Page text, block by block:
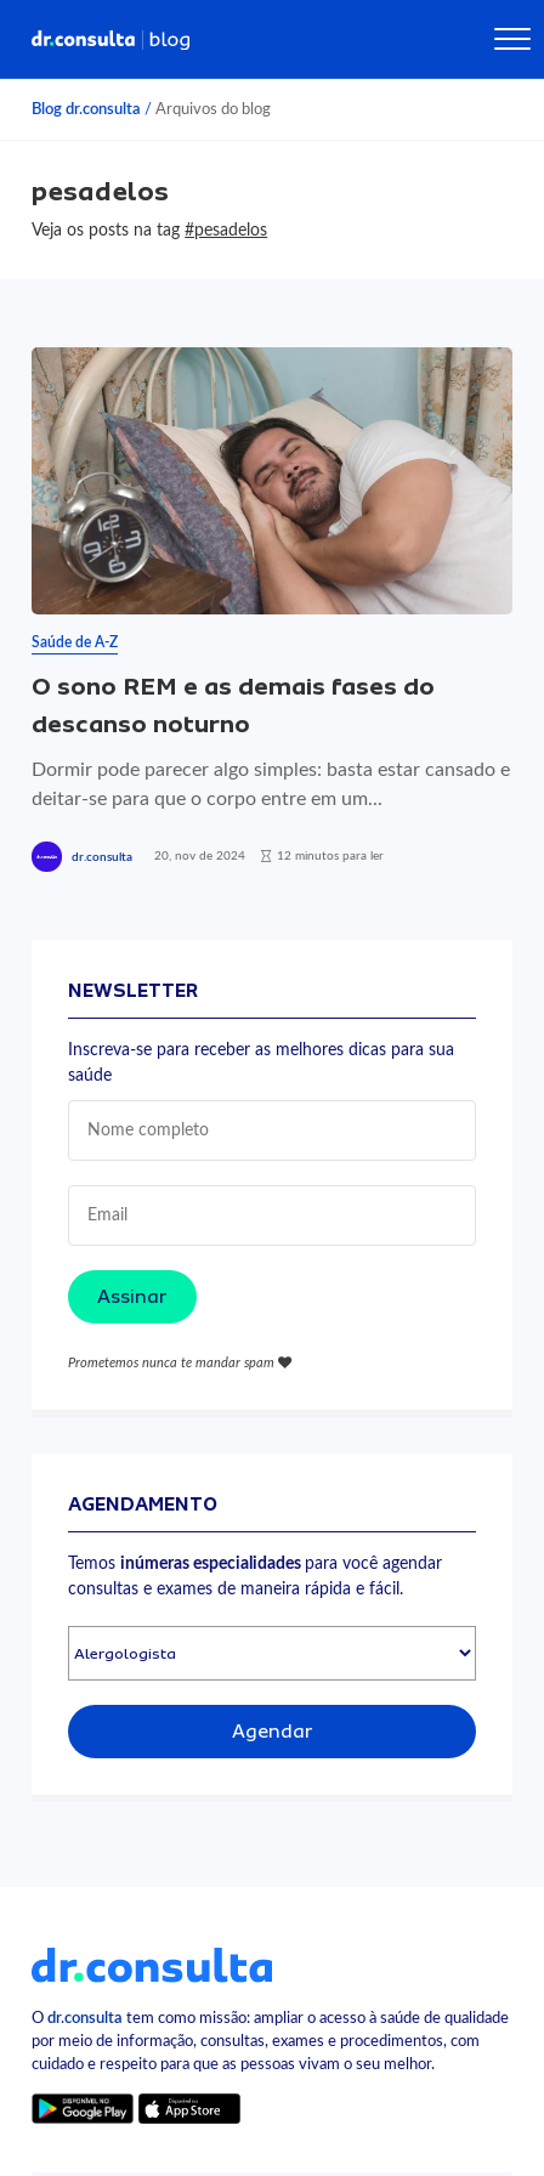
Blog dr.consulta / Arquivos do blog
pesadelos
Veja os posts na tag#pesadelos
Saúde de A-Z
O sono REM e as demais fases do
descanso noturno
Dormir pode parecer algo simples: basta estar cansado e
deitar-se para que o corpo entre em um...
dr.consulta 20, nov de 2024 12 minutos para ler
NEWSLETTER
Inscreva-se para receber as melhores dicas para sua
saúde
Assinar
Prometemos nunca te mandar spam
AGENDAMENTO
Temosinúmeras especialidades para você agendar
consultas e exames de maneira rápida e fácil.
Agendar
Odr.consulta tem como missão: ampliar o acesso à saúde de qualidade
por meio de informação, consultas, exames e procedimentos, com
cuidado e respeito para que as pessoas vivam o seu melhor.